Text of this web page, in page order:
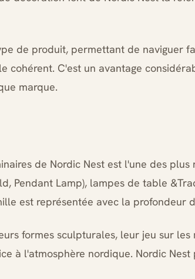
de produit, permettant de naviguer
cohérent. C'est un avantage
marque.
de Nordic Nest est l'une des
Pendant Lamp), lampes de table
est représentée avec la profondeur
formes sculpturales, leur jeu sur
à l'atmosphère nordique. Nordic